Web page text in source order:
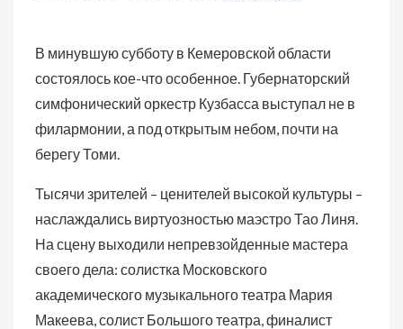
В минувшую субботу в Кемеровской области
состоялось кое-что особенное. Губернаторский
симфонический оркестр Кузбасса выступал не в
филармонии, а под открытым небом, почти на
берегу Томи.
Тысячи зрителей – ценителей высокой культуры –
наслаждались виртуозностью маэстро Тао Линя.
На сцену выходили непревзойденные мастера
своего дела: солистка Московского
академического музыкального театра Мария
Макеева, солист Большого театра, финалист